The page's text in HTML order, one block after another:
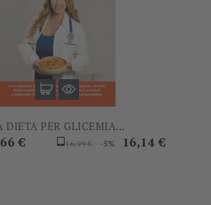
DIETA PER GLICEMIA...
€
Prezzo
16,99 € -5% Prezzo
16,14 €